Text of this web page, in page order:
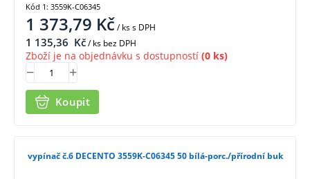
1 373,79 Kč/ kss DPH
1 135,36 Kč/ ks bez DPH
Zboží je na objednávku s dostupností (0 ks)
Koupit
Kód 1: 3559K-C06345
vypínač č.6 DECENTO 3559K-C06345 50 bílá-porc./přírodní buk